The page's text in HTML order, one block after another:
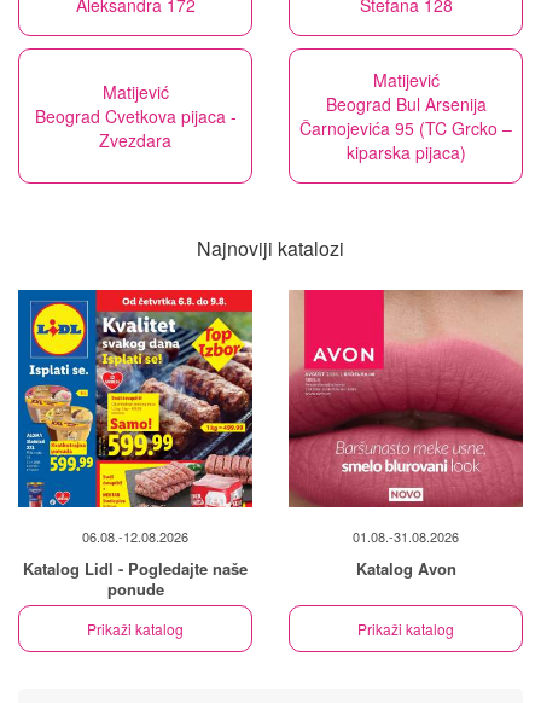
Aleksandra 172
Stefana 128
Matijević
Beograd Cvetkova pijaca -
Zvezdara
Matijević
Beograd Bul Arsenija
Čarnojevića 95 (TC Grcko –
kiparska pijaca)
Najnoviji katalozi
06.08.-12.08.2026
Katalog Lidl - Pogledajte naše
ponude
Prikaži katalog
01.08.-31.08.2026
Katalog Avon
Prikaži katalog